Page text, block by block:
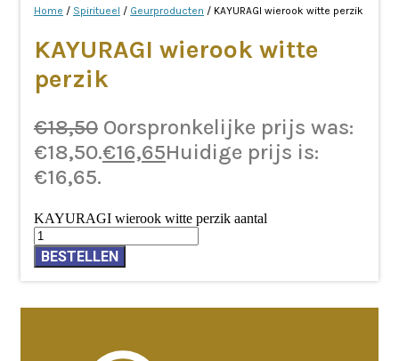
Home / Spiritueel / Geurproducten / KAYURAGI wierook witte perzik
KAYURAGI wierook witte
perzik
€18,50 Oorspronkelijke prijs was:
€18,50.€16,65Huidige prijs is:
€16,65.
KAYURAGI wierook witte perzik aantal
BESTELLEN